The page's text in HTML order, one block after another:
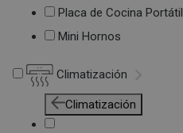
Placa de Cocina Portátil
Mini Hornos
Climatización
Climatización